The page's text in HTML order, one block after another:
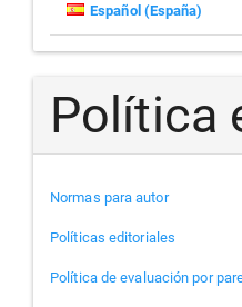
Español (España)
Política
Normas para autor
Políticas editoriales
Política de evaluación por